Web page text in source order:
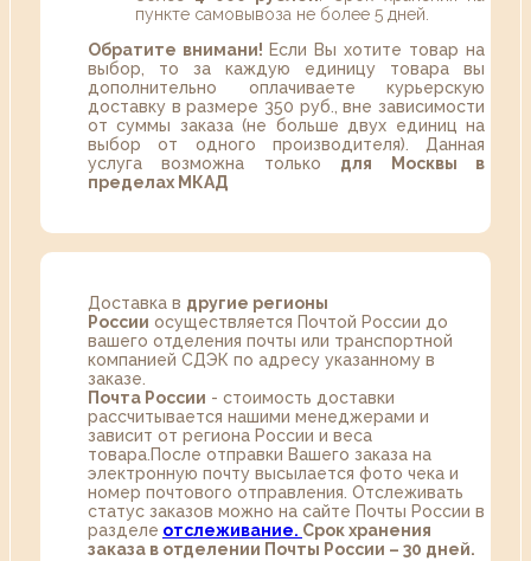
пункте самовывоза не более 5 дней.
Обратите внимани! Если Вы хотите товар на
выбор, то за каждую единицу товара вы
дополнительно оплачиваете курьерскую
доставку в размере 350 руб., вне зависимости
от суммы заказа (не больше двух единиц на
выбор от одного производителя). Данная
услуга возможна только для Москвы в
пределах МКАД
Доставка в другие регионы
России осуществляется Почтой России до
вашего отделения почты или транспортной
компанией СДЭК по адресу указанному в
заказе.
Почта России - стоимость доставки
рассчитывается нашими менеджерами и
зависит от региона России и веса
товара.После отправки Вашего заказа на
электронную почту высылается фото чека и
номер почтового отправления. Отслеживать
статус заказов можно на сайте Почты России в
разделе oтслеживание. Срок хранения
заказа в отделении Почты России – 30 дней.